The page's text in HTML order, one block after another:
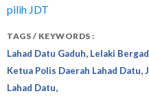
pilih JDT
TAGS / KEYWORDS :
Lahad Datu Gaduh Lelaki
Ketua Polis Daerah Lahad Datu
Lahad Datu